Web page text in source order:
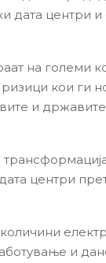
дата центри
на големи
кои ги
и
центри
и